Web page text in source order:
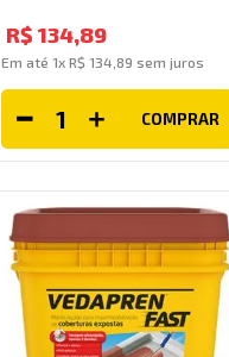
R$ 134,89
Em até 1xR$ 134 89 sem juros
COMPRAR